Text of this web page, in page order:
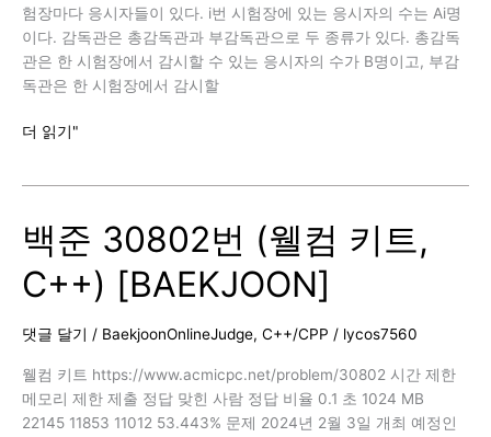
험장마다 응시자들이 있다. i번 시험장에 있는 응시자의 수는 Ai명
이다. 감독관은 총감독관과 부감독관으로 두 종류가 있다. 총감독
관은 한 시험장에서 감시할 수 있는 응시자의 수가 B명이고, 부감
독관은 한 시험장에서 감시할
백
(시
험
감
독,
[BAEKJOON]
더 읽기"
백준 30802번 (웰컴 키트,
C++) [BAEKJOON]
댓글 달기 / BaekjoonOnlineJudge, C++/CPP / lycos7560
웰컴 키트 https://www.acmicpc.net/problem/30802 시간 제한
메모리 제한 제출 정답 맞힌 사람 정답 비율 0.1 초 1024 MB
22145 11853 11012 53.443% 문제 2024년 2월 3일 개최 예정인